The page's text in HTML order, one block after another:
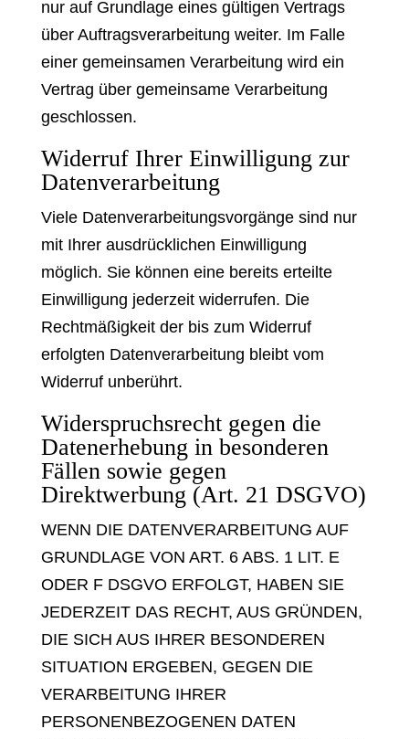
nur auf Grundlage eines gültigen Vertrags
über Auftragsverarbeitung weiter. Im Falle
einer gemeinsamen Verarbeitung wird ein
Vertrag über gemeinsame Verarbeitung
geschlossen.
Widerruf Ihrer Einwilligung zur
Datenverarbeitung
Viele Datenverarbeitungsvorgänge sind nur
mit Ihrer ausdrücklichen Einwilligung
möglich. Sie können eine bereits erteilte
Einwilligung jederzeit widerrufen. Die
Rechtmäßigkeit der bis zum Widerruf
erfolgten Datenverarbeitung bleibt vom
Widerruf unberührt.
Widerspruchsrecht gegen die
Datenerhebung in besonderen
Fällen sowie gegen
Direktwerbung (Art. 21 DSGVO)
WENN DIE DATENVERARBEITUNG AUF
GRUNDLAGE VON ART. 6 ABS. 1 LIT. E
ODER F DSGVO ERFOLGT, HABEN SIE
JEDERZEIT DAS RECHT, AUS GRÜNDEN,
DIE SICH AUS IHRER BESONDEREN
SITUATION ERGEBEN, GEGEN DIE
VERARBEITUNG IHRER
PERSONENBEZOGENEN DATEN